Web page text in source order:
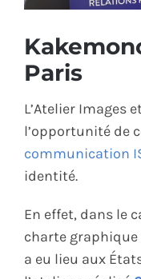
CONTACT
Paris
L’Atelier Images
l’opportunité de
communication
identité.
En effet, dans le
charte graphique
a eu lieu aux